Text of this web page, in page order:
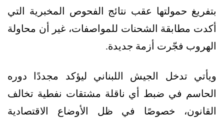
بتفريغ حمولتها عقب نتائج الفحوص المخبرية التي
أكدت مطابقة الشحنات للمواصفات، غير أن محاولة
الهروب فجّرت أزمة جديدة.
ويأتي تدخل الجيش اللبناني ليؤكد مجددًا دوره
الحاسم في ضبط أي ناقلة مشتقات نفطية تخالف
القانون، خصوصًا في ظل الأوضاع الاقتصادية